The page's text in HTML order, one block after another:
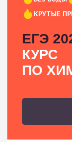
КРУТЫЕ
ЕГЭ
КУРС
ПО